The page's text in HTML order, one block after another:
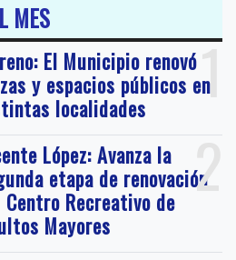
MES
1
El Municipio renovó
y espacios públicos en
localidades
2
López: Avanza la
etapa de renovación
Centro Recreativo de
Mayores